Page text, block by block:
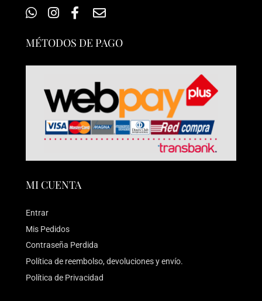
MÉTODOS DE PAGO
MI CUENTA
Entrar
Mis Pedidos
Contraseña Perdida
Política de reembolso, devoluciones y envío.
Política de Privacidad